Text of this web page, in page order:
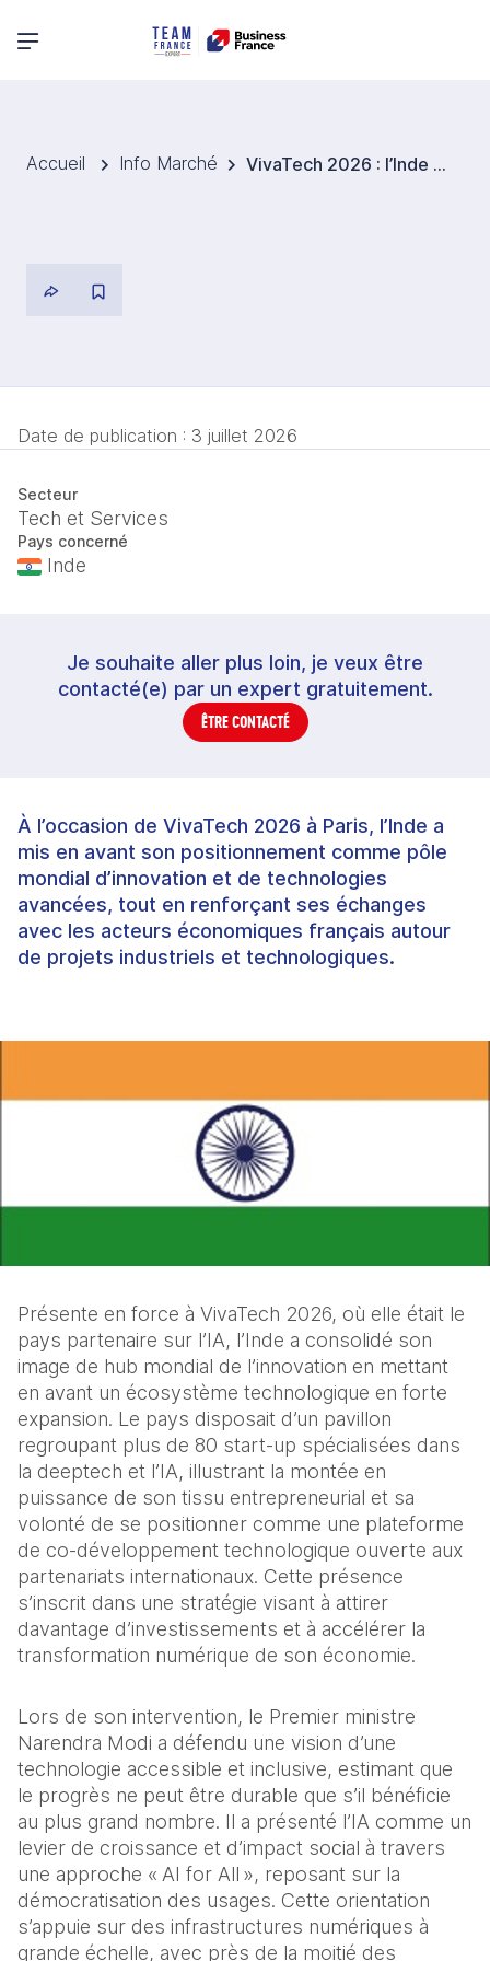
Menu principal
Accueil Info Marché VivaTech 2026 : l’Inde affirme ses ambitions technologiques et renforce ses partenariats industriels
Date de publication : 3 juillet 2026
Secteur
Tech et Services
Pays concerné
Inde
Je souhaite aller plus loin, je veux être
contacté(e) par un expert gratuitement.
ÊTRE CONTACTÉ
À l’occasion de VivaTech 2026 à Paris, l’Inde a
mis en avant son positionnement comme pôle
mondial d’innovation et de technologies
avancées, tout en renforçant ses échanges
avec les acteurs économiques français autour
de projets industriels et technologiques.
Présente en force à VivaTech 2026, où elle était le
pays partenaire sur l’IA, l’Inde a consolidé son
image de hub mondial de l’innovation en mettant
en avant un écosystème technologique en forte
expansion. Le pays disposait d’un pavillon
regroupant plus de 80 start-up spécialisées dans
la deeptech et l’IA, illustrant la montée en
puissance de son tissu entrepreneurial et sa
volonté de se positionner comme une plateforme
de co‑développement technologique ouverte aux
partenariats internationaux. Cette présence
s’inscrit dans une stratégie visant à attirer
davantage d’investissements et à accélérer la
transformation numérique de son économie.
Lors de son intervention, le Premier ministre
Narendra Modi a défendu une vision d’une
technologie accessible et inclusive, estimant que
le progrès ne peut être durable que s’il bénéficie
au plus grand nombre. Il a présenté l’IA comme un
levier de croissance et d’impact social à travers
une approche « AI for All », reposant sur la
démocratisation des usages. Cette orientation
s’appuie sur des infrastructures numériques à
grande échelle, avec près de la moitié des